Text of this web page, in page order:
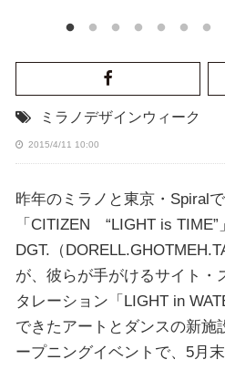
ミラノデザインウィーク
2015/4/11 10:00
昨年のミラノと東京・Spiral
「CITIZEN “LIGHT is
DGT.（
が、彼らが手がけるサイト・
タレーション「LIGHT in
できたアートとダンスの新施
ープニングイベントで、5月